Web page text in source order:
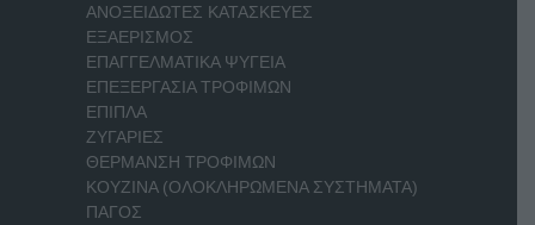
ΑΝΟΞΕΙΔΩΤΕΣ ΚΑΤΑΣΚΕΥΕΣ
ΕΞΑΕΡΙΣΜΟΣ
ΕΠΑΓΓΕΛΜΑΤΙΚΑ ΨΥΓΕΙΑ
ΕΠΕΞΕΡΓΑΣΙΑ ΤΡΟΦΙΜΩΝ
ΕΠΙΠΛΑ
ΖΥΓΑΡΙΕΣ
ΘΕΡΜΑΝΣΗ ΤΡΟΦΙΜΩΝ
ΚΟΥΖΙΝΑ (ΟΛΟΚΛΗΡΩΜΕΝΑ ΣΥΣΤΗΜΑΤΑ)
ΠΑΓΟΣ